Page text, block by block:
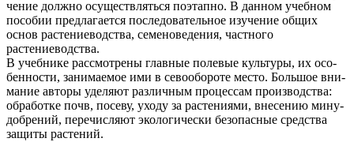
че­ние долж­но осу­ществ­лять­ся поэтап­но. В дан­ном учеб­ном
посо­бии пред­ла­га­ет­ся после­до­ва­тель­ное изу­че­ние общих
основ рас­те­ние­вод­ства, семе­но­ве­де­ния, част­но­го
растениеводства.
В учеб­ни­ке рас­смот­ре­ны глав­ные поле­вые куль­ту­ры, их осо­
бен­но­сти, зани­ма­е­мое ими в сево­обо­ро­те место. Боль­шое вни­
ма­ние авто­ры уде­ля­ют раз­лич­ным про­цес­сам про­из­вод­ства:
обра­бот­ке почв, посе­ву, ухо­ду за рас­те­ни­я­ми, вне­се­нию мину­
доб­ре­ний, пере­чис­ля­ют эко­ло­ги­че­ски без­опас­ные сред­ства
защи­ты растений.